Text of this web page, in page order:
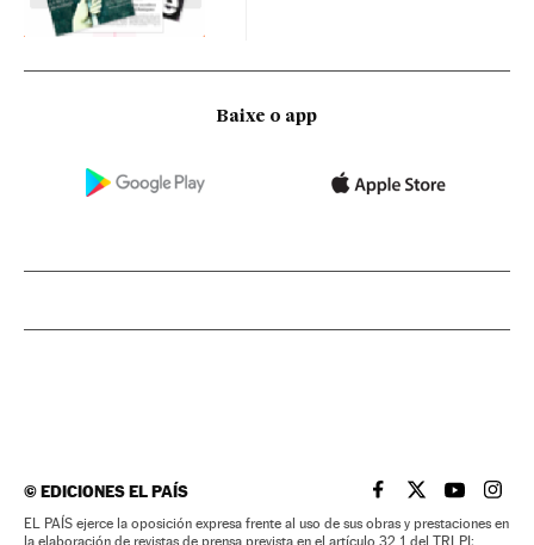
Baixe o app
©EDICIONES EL PAÍS EL PAÍS BRASIL EN
EL PAÍSEL PAÍS
EL
EL PAÍS ejerce la oposición expresa frente al uso de sus obras y prestaciones en
la elaboración de revistas de prensa prevista en el artículo 32.1 del TRLPI;